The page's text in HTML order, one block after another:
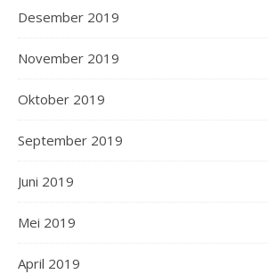
Desember 2019
November 2019
Oktober 2019
September 2019
Juni 2019
Mei 2019
April 2019